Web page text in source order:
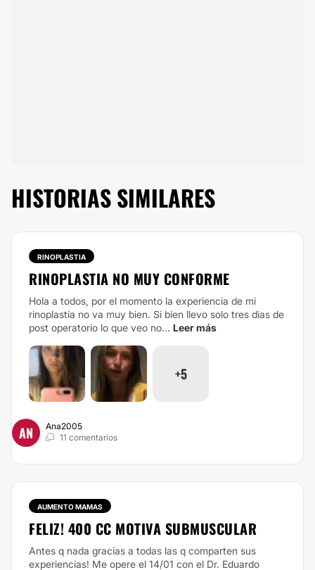
HISTORIAS SIMILARES
RINOPLASTIA
RINOPLASTIA NO MUY CONFORME
Hola a todos, por el momento la experiencia de mi
rinoplastia no va muy bien. Si bien llevo solo tres dias de
post operatorio lo que veo no... Leer más
+5
AN
Ana2005
11 comentarios
AUMENTO MAMAS
FELIZ! 400 CC MOTIVA SUBMUSCULAR
Antes q nada gracias a todas las q comparten sus
experiencias! Me opere el 14/01 con el Dr. Eduardo